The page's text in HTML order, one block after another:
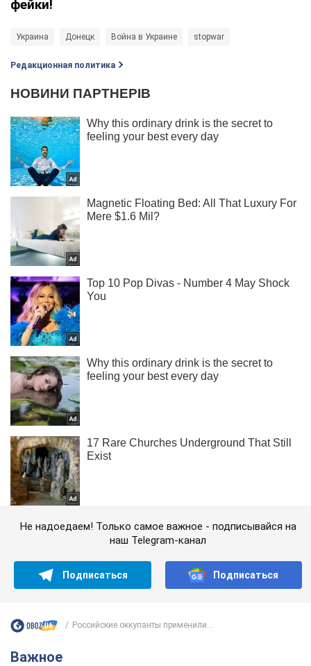
фейки!
Украина Донецк Война в Украине stopwar
Редакционная политика
Не надоедаем! Только самое важное - подписывайся на
наш Telegram-канал
Подписаться Подписаться
Российские оккупанты применили...
Важное